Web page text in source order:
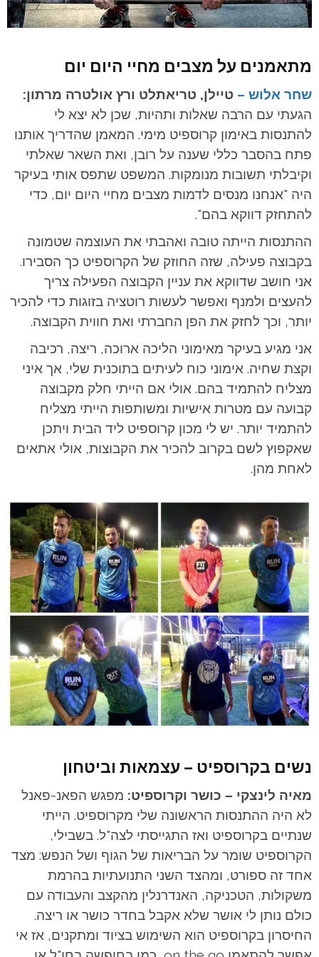
מתאמנים על מצבים מחיי היום יום
שחר אלוש – טיילן, טריאתלט ורץ אולטרה מרתון:
הגעתי עם הרבה שאלות ותהיות, שכן לא יצא לי
להתנסות באימון קרוספיט מימי. המאמן שהדריך אותנו
פתח בהסבר כללי שענה על רובן, ואת השאר שאלתי
וקיבלתי תשובות מנומקות. המשפט שתפס אותי בעיקר
היה "אנחנו מנסים לדמות מצבים מחיי היום יום, כדי
להתחזק דווקא בהם".
ההתנסות הייתה טובה ואהבתי את העוצמה שטמונה
בקבוצה פעילה, שזה החוזק של הקרוספיט כך הסבירו.
אני חושב שדווקא את עניין הקבוצה הפעילה צריך
להעצים ולמנף ואפשר לעשות רוטציה בזוגות כדי להכיר
יותר, וכך לחזק את הפן החברתי ואת חווית הקבוצה.
אני מגיע בעיקר מאימוני הליכה ארוכה, ריצה, רכיבה
וקצת שחיה. אימוני כוח לעיתים בתוכנית שלי, אך איני
מצליח להתמיד בהם. אולי אם הייתי חלק מקבוצה
קבועה עם מטרות אישיות ומשותפות הייתי מצליח
להתמיד יותר. יש לי מכון קרוספיט ליד הבית ויתכן
שאקפוץ לשם בקרוב להכיר את הקבוצות, אולי אתאים
לאחת מהן.
נשים בקרוספיט – עצמאות וביטחון
מאיה לינצקי – כושר וקרוספיט: מפגש הפאנ-פאנל
לא היה ההתנסות הראשונה שלי מקרוספיט. הייתי
שנתיים בקרוספיט ואז התגייסתי לצה"ל. בשבילי,
הקרוספיט שומר על הבריאות של הגוף ושל הנפש: מצד
אחד זה ספורט, ומהצד השני התנועתיות בהרמת
משקולות, הטכניקה, האנדרנלין מהקצב והעבודה עם
כולם נותן לי אושר שלא אקבל בחדר כושר או ריצה.
החיסרון בקרוספיט הוא השימוש בציוד ומתקנים, אז אי